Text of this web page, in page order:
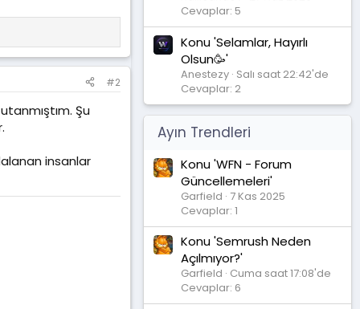
#2
Şu
insanlar
Cevaplar: 5
Konu 'Selamlar, Hayırlı
Olsun🥳'
Anestezy Salı saat 22:42'de
Cevaplar: 2
Ayın Trendleri
Konu 'WFN - Forum
Güncellemeleri'
Garfield 7 Kas 2025
Cevaplar: 1
Konu 'Semrush Neden
Açılmıyor?'
Garfield Cuma saat 17:08'de
Cevaplar: 6